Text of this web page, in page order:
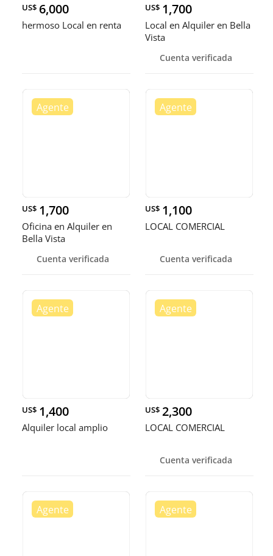
US$ 6,000
hermoso Local en renta
US$ 1,700
Local en Alquiler en Bella
Vista
Cuenta verificada
US$ 1,700
Oficina en Alquiler en
Bella Vista
Cuenta verificada
US$ 1,100
LOCAL COMERCIAL
Cuenta verificada
US$ 1,400
Alquiler local amplio
US$ 2,300
LOCAL COMERCIAL
Cuenta verificada